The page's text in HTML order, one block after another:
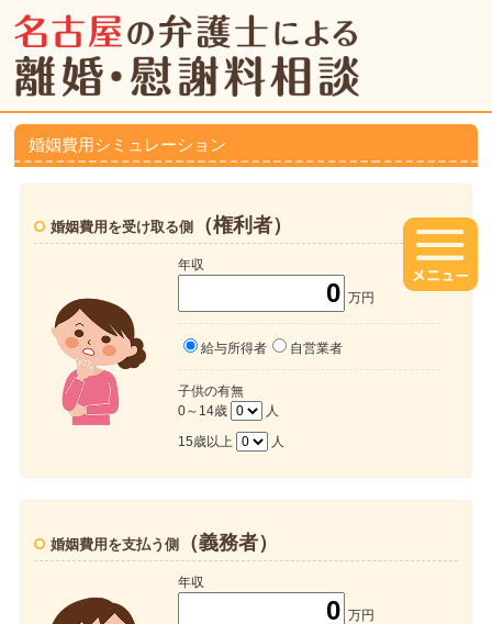
婚姻費用シミュレーション
婚姻費用を受け取る側 （権利者）
年収
万円
給与所得者 自営業者
子供の有無
0～14歳
人
15歳以上
人
婚姻費用を支払う側 （義務者）
年収
万円